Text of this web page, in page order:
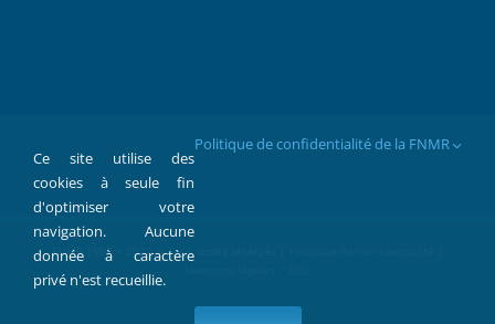
FNMR 1907 > 2022 © Tous droits réservés |
Ce site utilise des
cookies à seule fin
d'optimiser votre
navigation. Aucune
donnée à caractère
privé n'est recueillie.
Politique de confidentialité de la FNMR